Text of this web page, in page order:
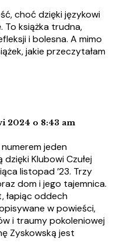
choć dzięki językowi
To książka trudna,
i bolesna. A mimo
jakie przeczytałam
2024 o 8:43 am
jeden
dzięki Klubowi Czułej
listopad ’23. Trzy
dom i jego tajemnica.
łapiąc oddech
w powieści,
i traumy pokoleniowej
Zyskowską jest